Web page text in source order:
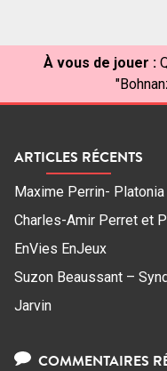
À vous de jouer :
ARTICLES RÉCENTS
Maxime Perrin- Platonia
Charles-Amir Perret et
EnVies EnJeux
Suzon Beaussant –
Jarvin
COMMENTAIRES